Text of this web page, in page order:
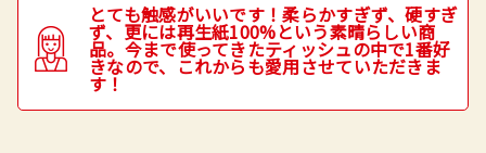
とても触感がいいです！柔らかすぎず、硬すぎ
ず、更には再生紙100%という素晴らしい商
品。今まで使ってきたティッシュの中で1番好
きなので、これからも愛用させていただきま
す！